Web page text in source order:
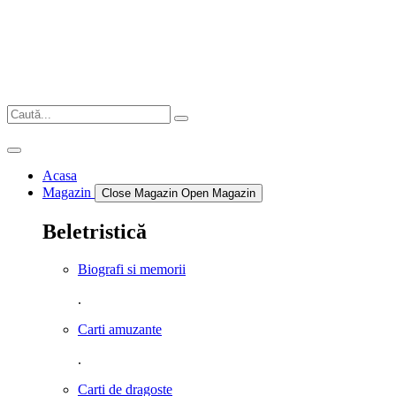
Acasa
Magazin
Close Magazin Open Magazin
Beletristică
Biografi si memorii
.
Carti amuzante
.
Carti de dragoste